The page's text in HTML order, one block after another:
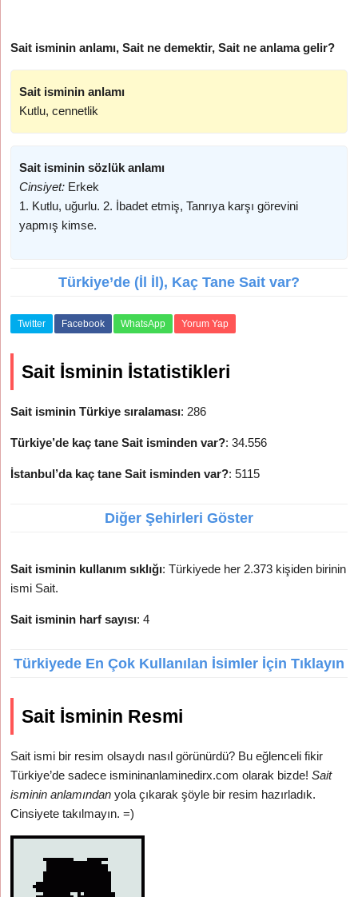
Sait isminin anlamı, Sait ne demektir, Sait ne anlama gelir?
Sait isminin anlamı
Kutlu, cennetlik
Sait isminin sözlük anlamı
Cinsiyet: Erkek
1. Kutlu, uğurlu. 2. İbadet etmiş, Tanrıya karşı görevini
yapmış kimse.
Türkiye’de (İl İl), Kaç Tane Sait var?
Twitter Facebook WhatsApp Yorum Yap
Sait İsminin İstatistikleri
Sait isminin Türkiye sıralaması: 286
Türkiye’de kaç tane Sait isminden var?: 34.556
İstanbul’da kaç tane Sait isminden var?: 5115
Diğer Şehirleri Göster
Sait isminin kullanım sıklığı: Türkiyede her 2.373 kişiden birinin
ismi Sait.
Sait isminin harf sayısı: 4
Türkiyede En Çok Kullanılan İsimler İçin Tıklayın
Sait İsminin Resmi
Sait ismi bir resim olsaydı nasıl görünürdü? Bu eğlenceli fikir
Türkiye’de sadece ismininanlaminedirx.com olarak bizde!Sait
isminin anlamından yola çıkarak şöyle bir resim hazırladık.
Cinsiyete takılmayın. =)